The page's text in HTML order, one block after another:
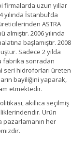
firmalarda uzun yıllar
İstanbul’da
ASTRA
2006 yılında
başlamıştır. 2008
Sadece 2 yılda
fabrika sonradan
seri hidroforları üreten
bayiliğini yaparak,
etmektedir.
akıllıca seçilmiş
Ürün
pazarlamanın her